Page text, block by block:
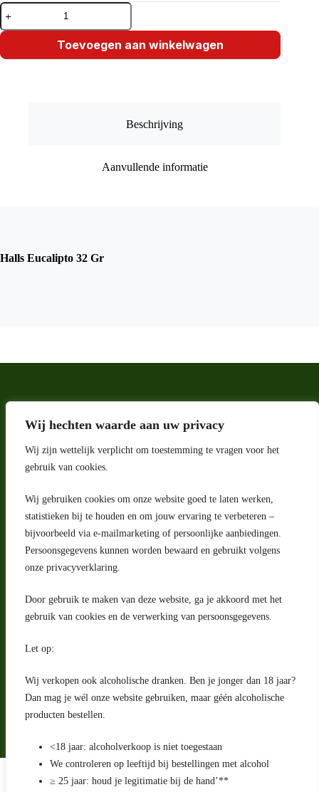
Wij hechten waarde aan uw privacy
Wij zijn wettelijk verplicht om toestemming te vragen voor het
gebruik van cookies.
Wij gebruiken cookies om onze website goed te laten werken,
statistieken bij te houden en om jouw ervaring te verbeteren –
bijvoorbeeld via e-mailmarketing of persoonlijke aanbiedingen.
Persoonsgegevens kunnen worden bewaard en gebruikt volgens
onze privacyverklaring.
Door gebruik te maken van deze website, ga je akkoord met het
gebruik van cookies en de verwerking van persoonsgegevens.
Let op:
Wij verkopen ook alcoholische dranken. Ben je jonger dan 18 jaar?
Dan mag je wél onze website gebruiken, maar géén alcoholische
producten bestellen.
<18 jaar: alcoholverkoop is niet toegestaan
We controleren op leeftijd bij bestellingen met alcohol
≥ 25 jaar: houd je legitimatie bij de hand’**
Halls
Eucalipto
32
aantal
Toevoegen aan winkelwagen
Beschrijving
Aanvullende informatie
Halls Eucalipto 32 Gr
Adres
Riga 4 E
2993 LW Barendrecht
Nederland
Contact
klantenservice@portugeseproducten.nl
Facebook
Herroepingsrecht
Bij bezorging van alcoholhoudende dranken voert de bezorger
Algemene voorwaarden